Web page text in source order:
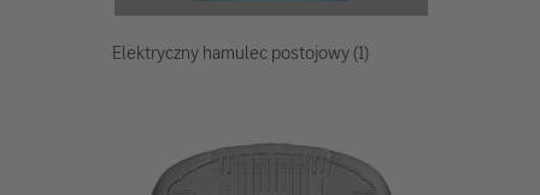
Elektryczny hamulec postojowy (1)